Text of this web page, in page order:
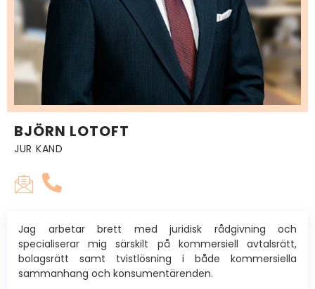
BJÖRN LOTOFT
JUR KAND
Jag arbetar brett med juridisk rådgivning och
specialiserar mig särskilt på kommersiell avtalsrätt,
bolagsrätt samt tvistlösning i både kommersiella
sammanhang och konsumentärenden.